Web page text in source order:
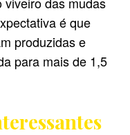
é que
produzidas e
para mais de 1,5